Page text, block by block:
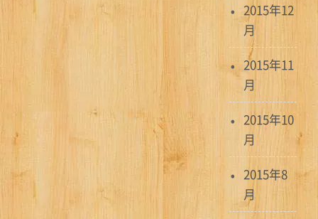
2015年12
月
2015年11
月
2015年10
月
2015年8
月